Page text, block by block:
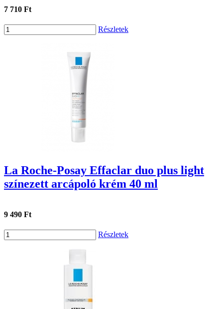
7 710 Ft
Részletek
La Roche-Posay Effaclar duo plus light
színezett arcápoló krém 40 ml
9 490 Ft
Részletek